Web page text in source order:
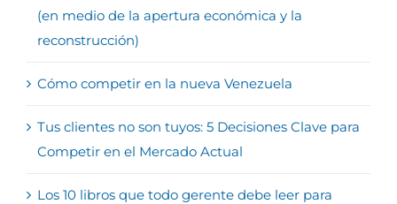
(en medio de la apertura económica y la
reconstrucción)
Cómo competir en la nueva Venezuela
Tus clientes no son tuyos: 5 Decisiones Clave para
Competir en el Mercado Actual
Los 10 libros que todo gerente debe leer para